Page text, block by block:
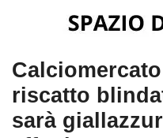
riscatto
sarà